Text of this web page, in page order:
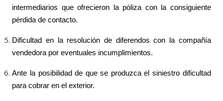
intermediarios que ofrecieron la póliza con la consiguiente
pérdida de contacto.
Dificultad en la resolución de diferendos con la compañía
vendedora por eventuales incumplimientos.
Ante la posibilidad de que se produzca el siniestro dificultad
para cobrar en el exterior.